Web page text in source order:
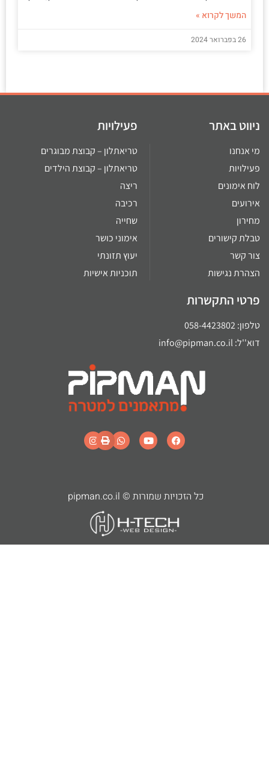
המשך לקרוא »
26 בפברואר 2024
ניווט באתר
מי אנחנו
פעילויות
לוח אימונים
אירועים
מחירון
טבלת קישורים
צור קשר
הצהרת נגישות
פעילויות
טריאתלון – קבוצת מבוגרים
טריאתלון – קבוצת הילדים
ריצה
רכיבה
שחייה
אימוני כושר
יעוץ תזונתי
תוכניות אישיות
פרטי התקשרות
טלפון: 058-4423802
דוא''ל: info@pipman.co.il
כל הזכויות שמורות © pipman.co.il